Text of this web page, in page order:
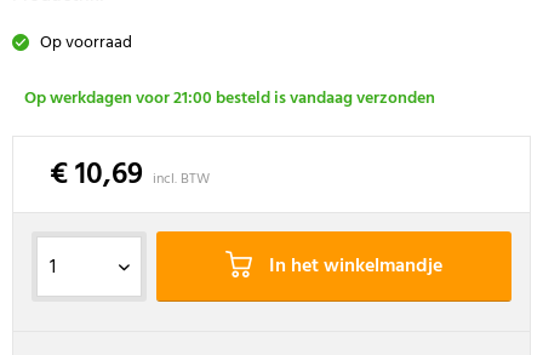
Op voorraad
Op werkdagen voor 21:00 besteld is vandaag verzonden
€ 10,69 incl. BTW
In het winkelmandje